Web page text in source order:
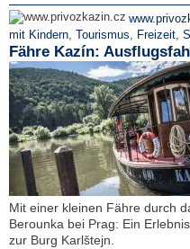
mit Kindern, Tourismus, Freizeit,
Fähre Kazín:
Mit einer kleinen Fähre durch
Berounka bei Prag: Ein
zur Burg Karlštejn.